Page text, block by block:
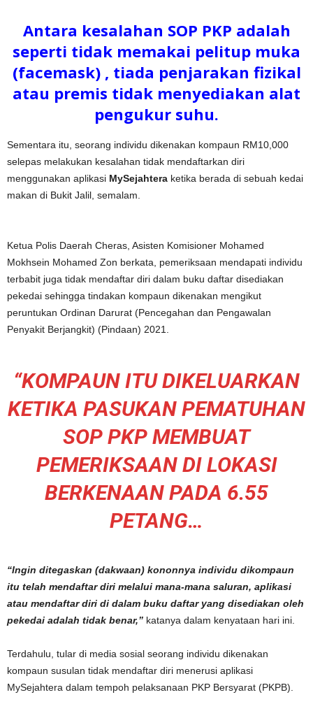
Antara kesalahan SOP PKP adalah
seperti tidak memakai pelitup muka
(facemask) , tiada penjarakan fizikal
atau premis tidak menyediakan alat
pengukur suhu.
Sementara itu, seorang individu dikenakan kompaun RM10,000
selepas melakukan kesalahan tidak mendaftarkan diri
menggunakan aplikasi MySejahtera ketika berada di sebuah kedai
makan di Bukit Jalil, semalam.
Ketua Polis Daerah Cheras, Asisten Komisioner Mohamed
Mokhsein Mohamed Zon berkata, pemeriksaan mendapati individu
terbabit juga tidak mendaftar diri dalam buku daftar disediakan
pekedai sehingga tindakan kompaun dikenakan mengikut
peruntukan Ordinan Darurat (Pencegahan dan Pengawalan
Penyakit Berjangkit) (Pindaan) 2021.
“KOMPAUN ITU DIKELUARKAN
KETIKA PASUKAN PEMATUHAN
SOP PKP MEMBUAT
PEMERIKSAAN DI LOKASI
BERKENAAN PADA 6.55
PETANG…
“Ingin ditegaskan (dakwaan) kononnya individu dikompaun
itu telah mendaftar diri melalui mana-mana saluran, aplikasi
atau mendaftar diri di dalam buku daftar yang disediakan oleh
pekedai adalah tidak benar,” katanya dalam kenyataan hari ini.
Terdahulu, tular di media sosial seorang individu dikenakan
kompaun susulan tidak mendaftar diri menerusi aplikasi
MySejahtera dalam tempoh pelaksanaan PKP Bersyarat (PKPB).